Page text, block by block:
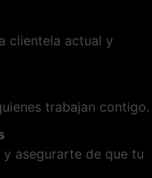
clientela actual y
trabajan contigo.
asegurarte de que tu